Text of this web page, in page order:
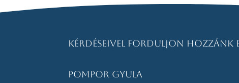
Kérdéseivel forduljon hozzánk
Pompor Gyula